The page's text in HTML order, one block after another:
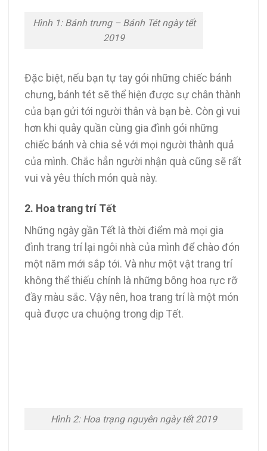
Hình 1: Bánh trưng – Bánh Tét ngày tết
2019
Đặc biệt, nếu bạn tự tay gói những chiếc bánh
chưng, bánh tét sẽ thể hiện được sự chân thành
của bạn gửi tới người thân và bạn bè. Còn gì vui
hơn khi quây quần cùng gia đình gói những
chiếc bánh và chia sẻ với mọi người thành quả
của mình. Chắc hẳn người nhận quà cũng sẽ rất
vui và yêu thích món quà này.
2. Hoa trang trí Tết
Những ngày gần Tết là thời điểm mà mọi gia
đình trang trí lại ngôi nhà của mình để chào đón
một năm mới sắp tới. Và như một vật trang trí
không thể thiếu chính là những bông hoa rực rỡ
đầy màu sắc. Vậy nên, hoa trang trí là một món
quà được ưa chuộng trong dịp Tết.
Hình 2: Hoa trạng nguyên ngày tết 2019